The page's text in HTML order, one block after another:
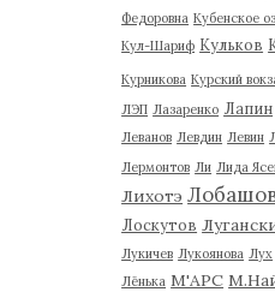
Федоровна Кубенское
Кул-Шариф Кульков
Курникова Курский
ЛЭП Лазаренко Лапин
Леванов Левдин Левин
Лермонтов Ли Лида
Лихотэ
Лоскутов
Лукичев Лукоянова Лух
Лёнька М'АРС